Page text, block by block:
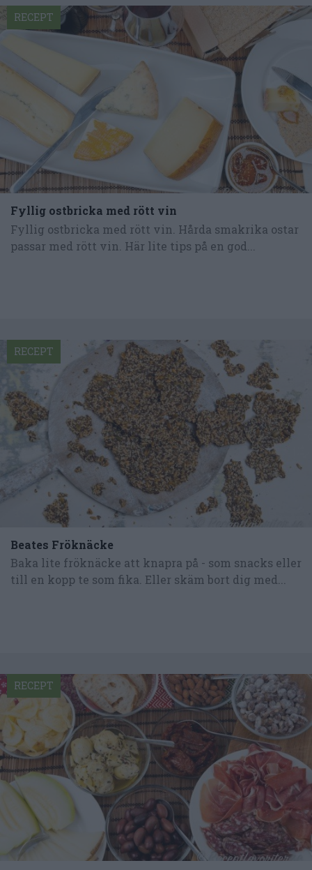
Fyllig ostbricka med rött vin
Fyllig ostbricka med rött vin. Hårda smakrika ostar
passar med rött vin. Här lite tips på en god...
RECEPT
Beates Fröknäcke
Baka lite fröknäcke att knapra på - som snacks eller
till en kopp te som fika. Eller skäm bort dig med...
RECEPT
RECEPT